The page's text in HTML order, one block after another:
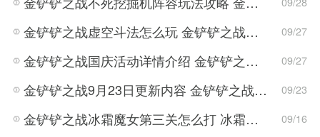
金铲铲之战虚空斗法怎么玩 金铲铲之战虚空斗法的阵容介绍 09/27
金铲铲之战国庆活动详情介绍 金铲铲之战国庆活动玩法攻略 09/27
金铲铲之战9月23日更新内容 金铲铲之战新版本属性调整 09/23
金铲铲之战冰霜魔女第三关怎么打 冰霜魔女第三关打法攻略 09/16